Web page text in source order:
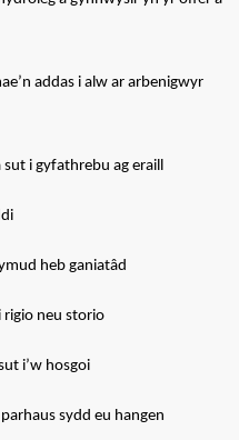
addas i alw ar arbenigwyr
i gyfathrebu ag eraill
heb ganiatâd
rigio neu storio
i’w hosgoi
sydd eu hangen